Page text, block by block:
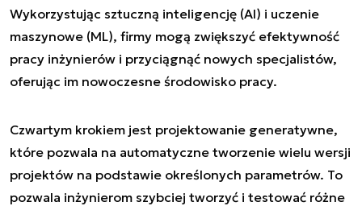
Wykorzystując sztuczną inteligencję (AI) i uczenie
maszynowe (ML), firmy mogą zwiększyć efektywność
pracy inżynierów i przyciągnąć nowych specjalistów,
oferując im nowoczesne środowisko pracy.
Czwartym krokiem jest projektowanie generatywne,
które pozwala na automatyczne tworzenie wielu wersji
projektów na podstawie określonych parametrów. To
pozwala inżynierom szybciej tworzyć i testować różne